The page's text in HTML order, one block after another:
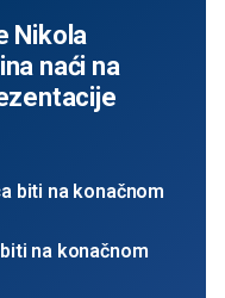
Nikola
naći na
biti na konačnom
na konačnom